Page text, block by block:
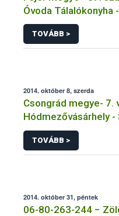
Óvoda Tálalókonyha
TOVÁBB >
2014. október 8, szerda
Csongrád megye- 7.
Hódmezővásárhely -
Iskola
TOVÁBB >
2014. október 31, péntek
06-80-263-244 −